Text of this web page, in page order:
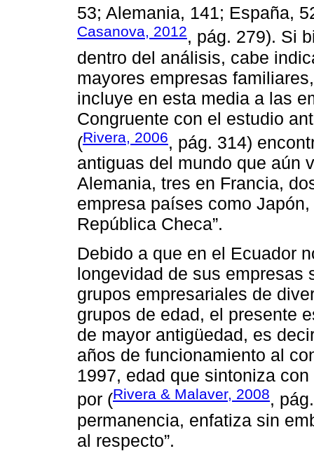
53; Alemania, 141; España,
Casanova, 2012, pág. 279). Si
dentro del análisis, cabe
mayores empresas
incluye en esta media a las
Congruente con el estudio
(Rivera, 2006, pág. 314)
antiguas del mundo que aún
Alemania, tres en Francia,
empresa países como
República Checa”.
Debido a que en el Ecuador
longevidad de sus empresas
grupos empresariales de
grupos de edad, el presente
de mayor antigüedad, es
años de funcionamiento al
1997, edad que sintoniza
por (Rivera & Malaver, 2008,
permanencia, enfatiza sin
al respecto”.